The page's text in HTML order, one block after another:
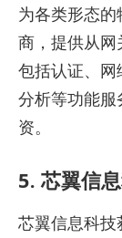
为各类形态
商，提供从网
包括认证、
分析等功能服
资。
5. 芯翼信
芯翼信息科